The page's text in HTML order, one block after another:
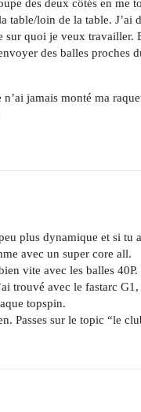
des deux côtés en me
table/loin de la table. J’ai
sur quoi je veux travailler.
des balles proches
jamais monté ma
plus dynamique et si tu
avec un super core all.
vite avec les balles
trouvé avec le fastarc
topspin.
Passes sur le topic “le